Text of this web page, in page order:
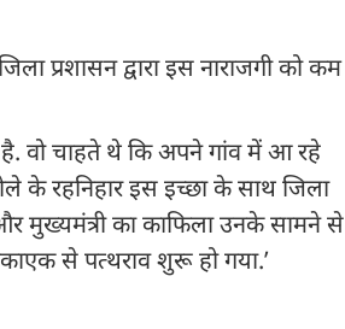
प्रशासन द्वारा इस नाराजगी को कम
है. वो चाहते थे कि अपने गांव में आ रहे
के रहनिहार इस इच्छा के साथ जिला
मुख्यमंत्री का काफिला उनके सामने से
से पत्थराव शुरू हो गया.’